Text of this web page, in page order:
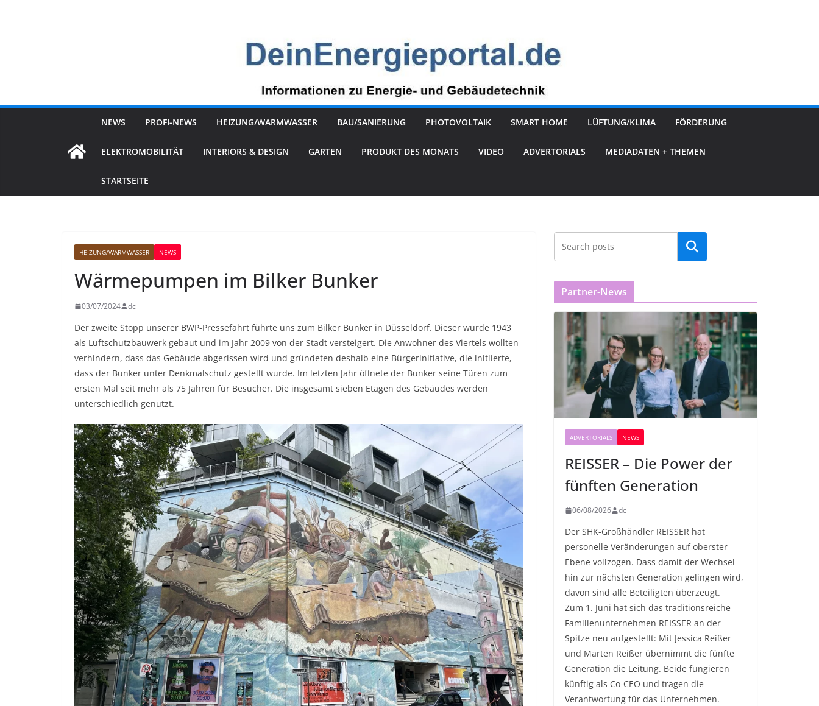
NEWS PROFI-NEWS HEIZUNG/WARMWASSER BAU/SANIERUNG PHOTOVOLTAIK SMART HOME LÜFTUNG/KLIMA FÖRDERUNG
ELEKTROMOBILITÄT INTERIORS & DESIGN GARTEN PRODUKT DES MONATS VIDEO ADVERTORIALS MEDIADATEN + THEMEN
STARTSEITE
HEIZUNG/WARMWASSER NEWS
Wärmepumpen im Bilker Bunker
03/07/2024 dc
Der zweite Stopp unserer BWP-Pressefahrt führte uns zum Bilker Bunker in Düsseldorf. Dieser wurde 1943
als Luftschutzbauwerk gebaut und im Jahr 2009 von der Stadt versteigert. Die Anwohner des Viertels wollten
verhindern, dass das Gebäude abgerissen wird und gründeten deshalb eine Bürgerinitiative, die initiierte,
dass der Bunker unter Denkmalschutz gestellt wurde. Im letzten Jahr öffnete der Bunker seine Türen zum
ersten Mal seit mehr als 75 Jahren für Besucher. Die insgesamt sieben Etagen des Gebäudes werden
unterschiedlich genutzt.
Partner-News
ADVERTORIALS NEWS
REISSER – Die Power der
fünften Generation
06/08/2026 dc
Der SHK-Großhändler REISSER hat
personelle Veränderungen auf oberster
Ebene vollzogen. Dass damit der Wechsel
hin zur nächsten Generation gelingen wird,
davon sind alle Beteiligten überzeugt.
Zum 1. Juni hat sich das traditionsreiche
Familienunternehmen REISSER an der
Spitze neu aufgestellt: Mit Jessica Reißer
und Marten Reißer übernimmt die fünfte
Generation die Leitung. Beide fungieren
künftig als Co-CEO und tragen die
Verantwortung für das Unternehmen.